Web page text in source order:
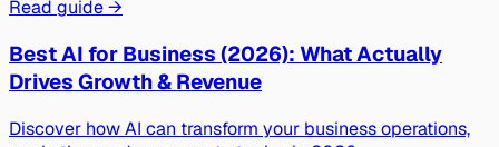
Read guide →
Best AI for Business (2026): What Actually
Drives Growth & Revenue
Discover how AI can transform your business operations,